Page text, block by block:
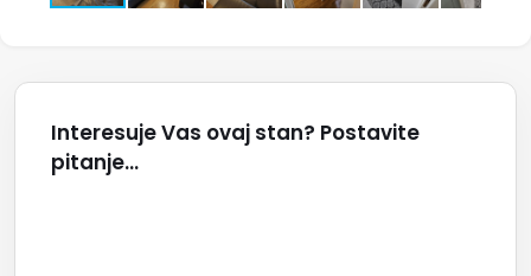
Interesuje Vas ovaj stan? Postavite
pitanje...